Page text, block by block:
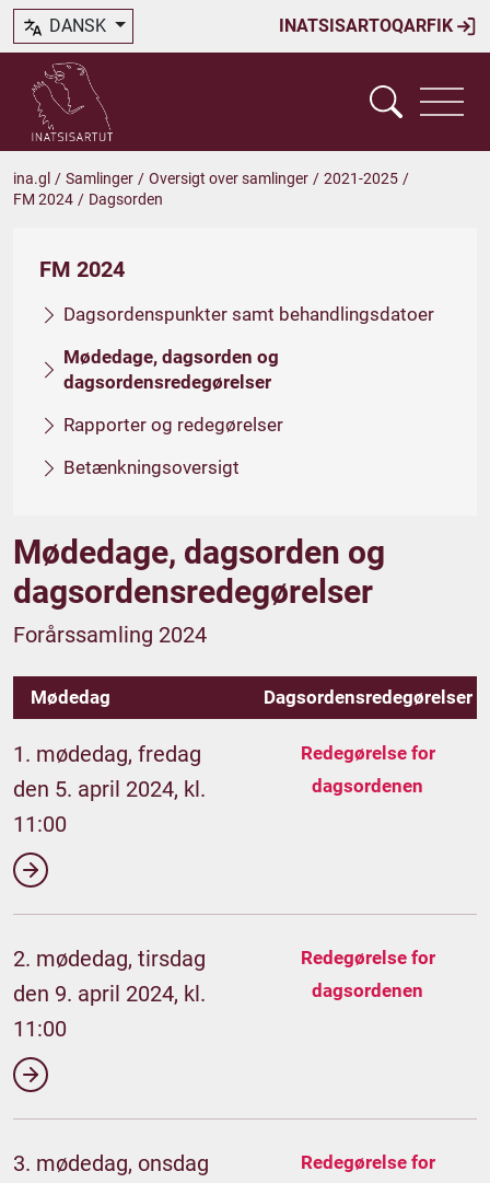
INATSISARTOQARFIK
DANSK
ina.gl / Samlinger / Oversigt over samlinger / 2021-2025 /
FM 2024 / Dagsorden
FM 2024
Dagsordenspunkter samt behandlingsdatoer
Mødedage, dagsorden og
dagsordensredegørelser
Rapporter og redegørelser
Betænkningsoversigt
Mødedage, dagsorden og
dagsordensredegørelser
Forårssamling 2024
Mødedag Dagsordensredegørelser
1. mødedag, fredag
den 5. april 2024, kl.
11:00
Redegørelse for
dagsordenen
2. mødedag, tirsdag
den 9. april 2024, kl.
11:00
Redegørelse for
dagsordenen
3. mødedag, onsdag
Redegørelse for